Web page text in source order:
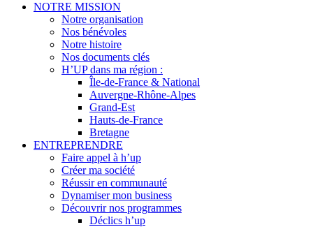
NOTRE MISSION
Notre organisation
Nos bénévoles
Notre histoire
Nos documents clés
H’UP dans ma région :
Île-de-France & National
Auvergne-Rhône-Alpes
Grand-Est
Hauts-de-France
Bretagne
ENTREPRENDRE
Faire appel à h’up
Créer ma société
Réussir en communauté
Dynamiser mon business
Découvrir nos programmes
Déclics h’up